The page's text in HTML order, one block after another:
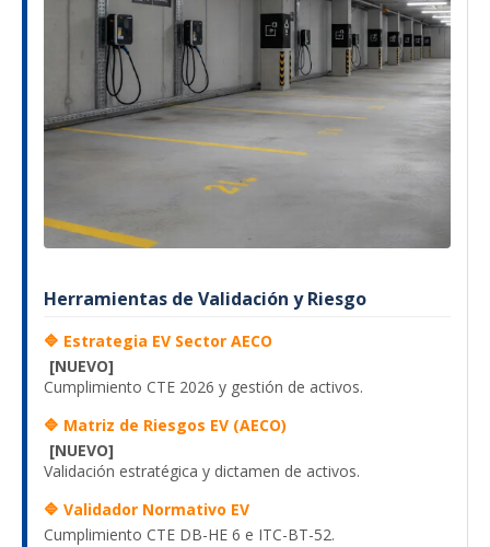
Herramientas de Validación y Riesgo
🔷 Estrategia EV Sector AECO
[NUEVO]
Cumplimiento CTE 2026 y gestión de activos.
🔷 Matriz de Riesgos EV (AECO)
[NUEVO]
Validación estratégica y dictamen de activos.
🔷 Validador Normativo EV
Cumplimiento CTE DB-HE 6 e ITC-BT-52.